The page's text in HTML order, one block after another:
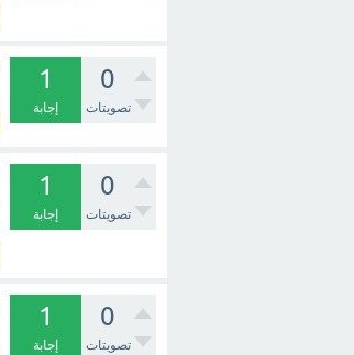
0
تصويتات
1
إجابة
0
تصويتات
1
إجابة
0
تصويتات
1
إجابة